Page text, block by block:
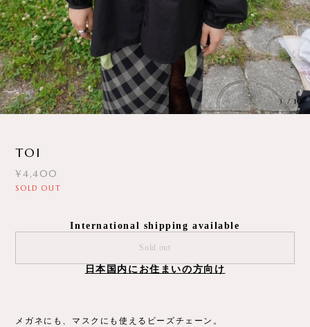
3/10
TOI
¥4,400
SOLD OUT
International shipping available
Sold out
日本国内にお住まいの方向け
メガネにも、マスクにも使えるビーズチェーン。